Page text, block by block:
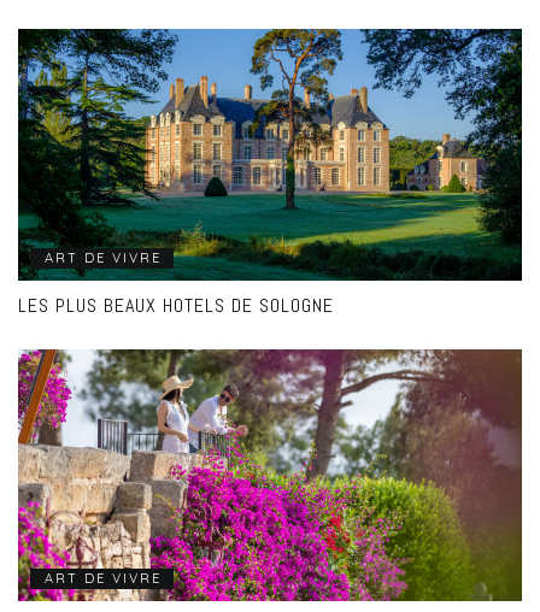
ART DE VIVRE
LES PLUS BEAUX HOTELS DE SOLOGNE
ART DE VIVRE